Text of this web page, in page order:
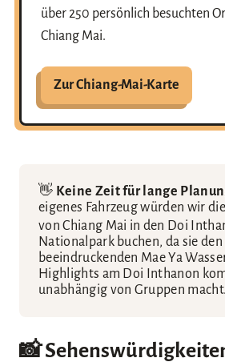
über 250 persönlich besuchten
Chiang Mai.
Zur Chiang-Mai-Karte
👋 Keine Zeit für lange
eigenes Fahrzeug würden wir
von Chiang Mai in den Doi
Nationalpark buchen, da sie den
beeindruckenden Mae Ya
Highlights am Doi Inthanon
unabhängig von Gruppen macht.
📸